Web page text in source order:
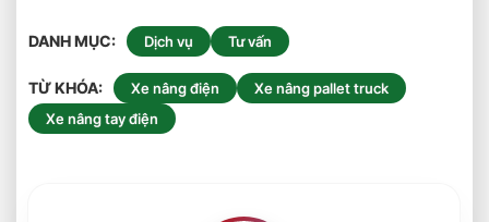
DANH MỤC Dịch vụ Tư vấn
TỪ KHÓA Xe nâng điện
Xe nâng pallet truck
Xe nâng tay điện